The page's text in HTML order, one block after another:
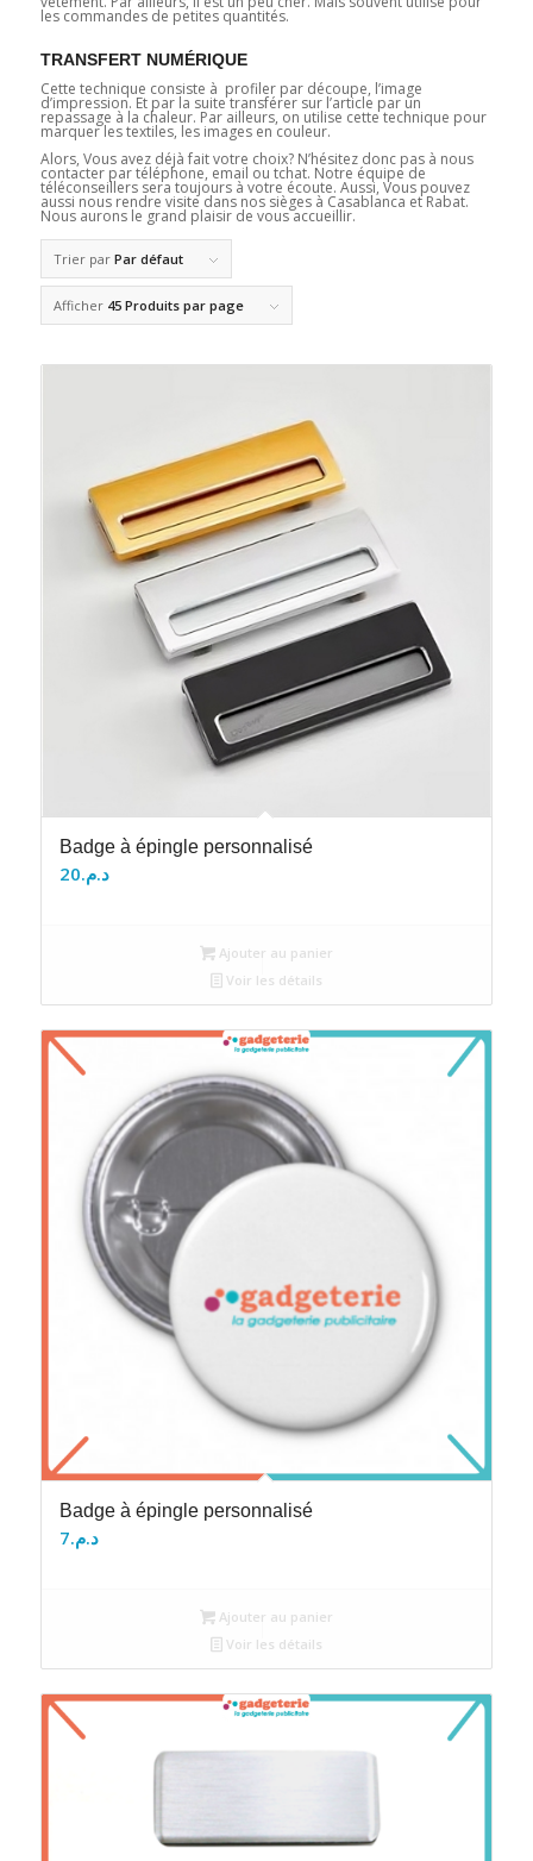
les commandes de petites quantités.
TRANSFERT NUMÉRIQUE
Cette technique consiste à profiler par découpe, l’image
d’impression. Et par la suite transférer sur l’article par un
repassage à la chaleur. Par ailleurs, on utilise cette technique pour
marquer les textiles, les images en couleur.
Alors, Vous avez déjà fait votre choix? N’hésitez donc pas à nous
contacter par téléphone, email ou tchat. Notre équipe de
téléconseillers sera toujours à votre écoute. Aussi, Vous pouvez
aussi nous rendre visite dans nos sièges à Casablanca et Rabat.
Nous aurons le grand plaisir de vous accueillir.
Trier par Par défaut
Afficher 45 Produits par page
Badge à épingle personnalisé
د.م.20
Ajouter au panier
Voir les détails
Badge à épingle personnalisé
د.م.7
Ajouter au panier
Voir les détails